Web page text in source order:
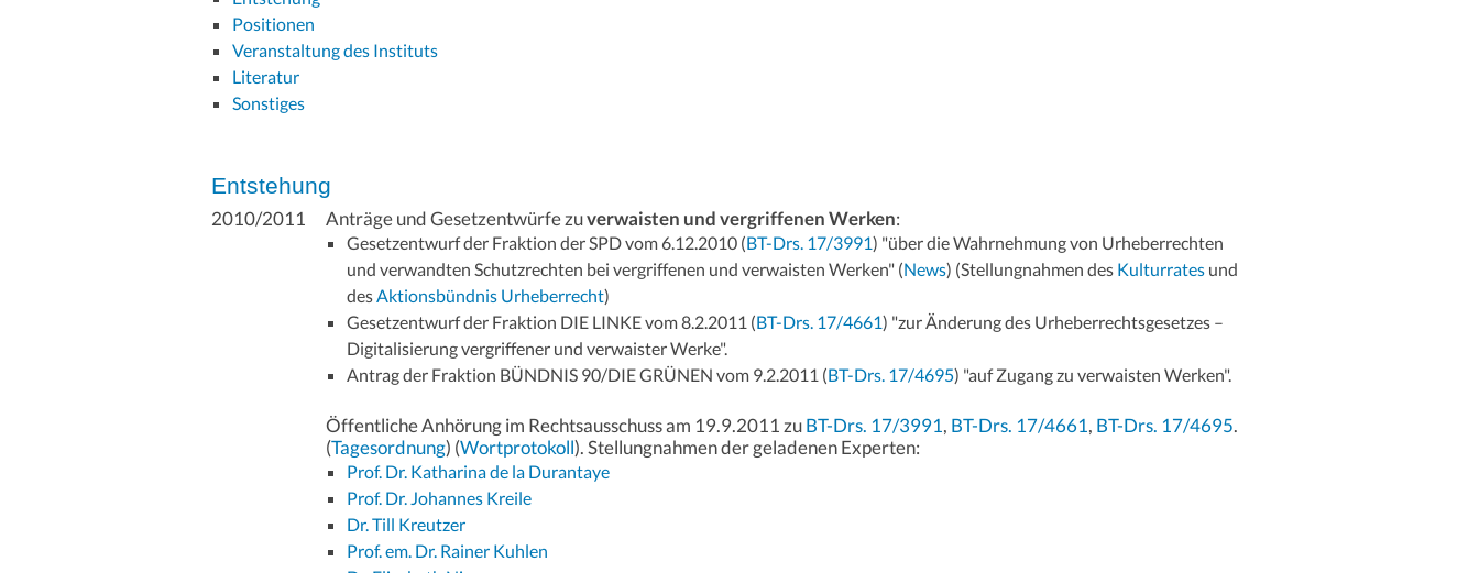
Positionen
Veranstaltung des Instituts
Literatur
Sonstiges
Entstehung
2010/2011 Anträge und Gesetzentwürfe zuverwaisten und vergriffenen Werken:
Gesetzentwurf der Fraktion der SPD vom 6.12.2010 (BT-Drs. 17/3991) "über die Wahrnehmung von Urheberrechten
und verwandten Schutzrechten bei vergriffenen und verwaisten Werken" (News) (Stellungnahmen des Kulturrates und
desAktionsbündnis Urheberrecht)
Gesetzentwurf der Fraktion DIE LINKE vom 8.2.2011 (BT-Drs. 17/4661) "zur Änderung des Urheberrechtsgesetzes –
Digitalisierung vergriffener und verwaister Werke".
Antrag der Fraktion BÜNDNIS 90/DIE GRÜNEN vom 9.2.2011 (BT-Drs. 17/4695) "auf Zugang zu verwaisten Werken".
Öffentliche Anhörung im Rechtsausschuss am 19.9.2011 zuBT-Drs. 17/3991, BT-Drs. 17/4661, BT-Drs. 17/4695.
(Tagesordnung) (Wortprotokoll). Stellungnahmen der geladenen Experten:
Prof. Dr. Katharina de la Durantaye
Prof. Dr. Johannes Kreile
Dr. Till Kreutzer
Prof. em. Dr. Rainer Kuhlen